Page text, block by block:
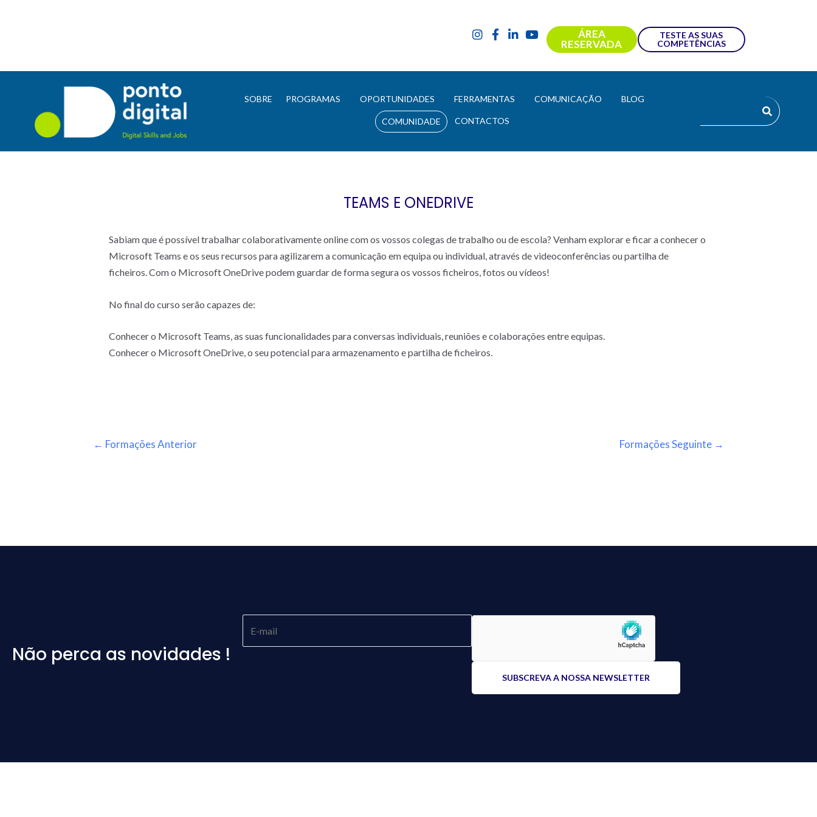
ÁREA
RESERVADA
TESTE AS SUAS
COMPETÊNCIAS
SOBRE PROGRAMAS OPORTUNIDADES FERRAMENTAS COMUNICAÇÃO BLOG
COMUNIDADE CONTACTOS
TEAMS E ONEDRIVE
Sabiam que é possível trabalhar colaborativamente online com os vossos colegas de trabalho ou de escola? Venham explorar e ficar a conhecer o
Microsoft Teams e os seus recursos para agilizarem a comunicação em equipa ou individual, através de videoconferências ou partilha de
ficheiros. Com o Microsoft OneDrive podem guardar de forma segura os vossos ficheiros, fotos ou vídeos!
No final do curso serão capazes de:
Conhecer o Microsoft Teams, as suas funcionalidades para conversas individuais, reuniões e colaborações entre equipas.
Conhecer o Microsoft OneDrive, o seu potencial para armazenamento e partilha de ficheiros.
← Formações Anterior Formações Seguinte →
Não perca as novidades !